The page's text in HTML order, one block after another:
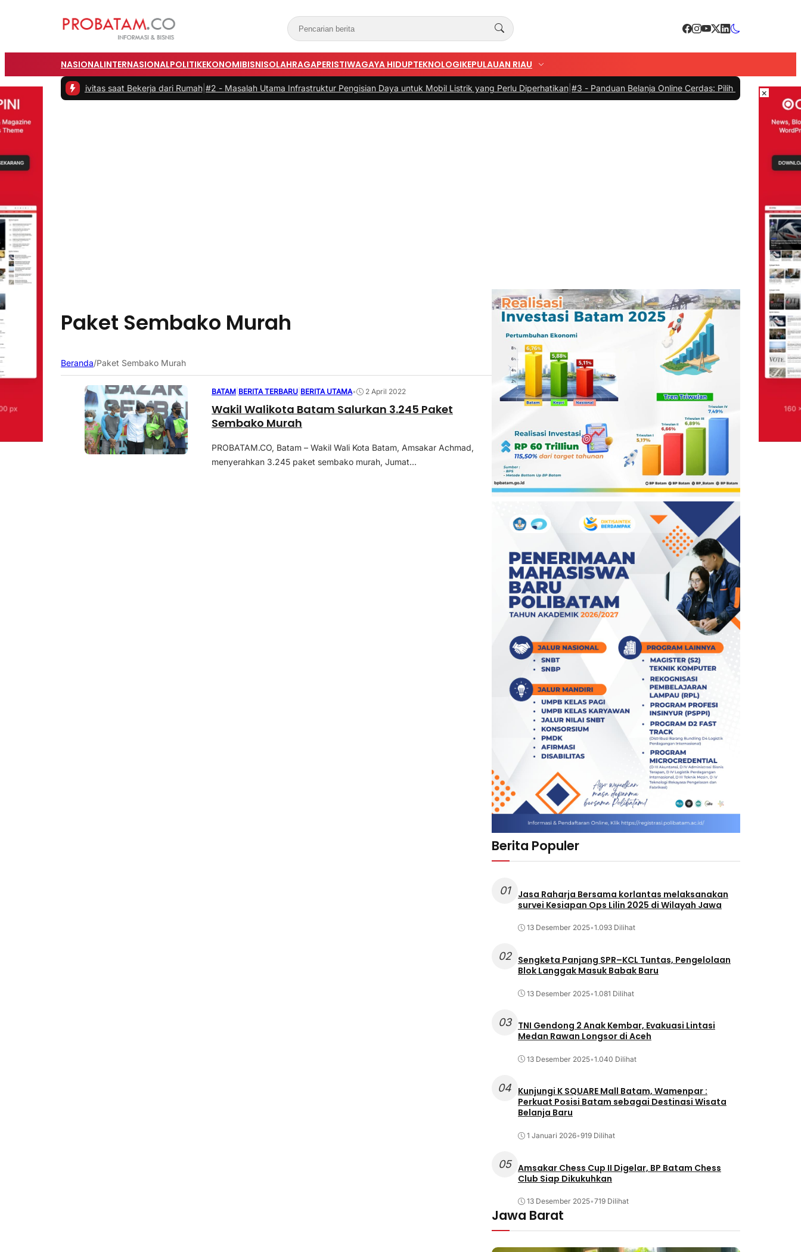
NASIONALINTERNASIONALPOLITIKEKONOMIBISNISOLAHRAGAPERISTIWAGAYA HIDUPTEKNOLOGIKEPULAUAN RIAU
Produktivitas saat Bekerja dari Rumah|#2 -Masalah Utama Infrastruktur Pengisian Daya untuk Mobil Listrik yang Perlu Diperhatikan|#3 -Panduan Belanja Online Cerdas: Pilih Produk dengan Bijak dan
Paket Sembako Murah
Beranda/Paket Sembako Murah
BATAM BERITA TERBARU BERITA UTAMA• 2 April 2022
Wakil Walikota Batam Salurkan 3.245 Paket
Sembako Murah
PROBATAM.CO, Batam – Wakil Wali Kota Batam, Amsakar Achmad,
menyerahkan 3.245 paket sembako murah, Jumat...
Berita Populer
01
Jasa Raharja Bersama korlantas melaksanakan
survei Kesiapan Ops Lilin 2025 di Wilayah Jawa
13 Desember 2025•1.093 Dilihat
02
Sengketa Panjang SPR–KCL Tuntas, Pengelolaan
Blok Langgak Masuk Babak Baru
13 Desember 2025•1.081 Dilihat
03
TNI Gendong 2 Anak Kembar, Evakuasi Lintasi
Medan Rawan Longsor di Aceh
13 Desember 2025•1.040 Dilihat
04 Kunjungi K SQUARE Mall Batam, Wamenpar :
Perkuat Posisi Batam sebagai Destinasi Wisata
Belanja Baru
1 Januari 2026•919 Dilihat
05 Amsakar Chess Cup II Digelar, BP Batam Chess
Club Siap Dikukuhkan
13 Desember 2025•719 Dilihat
Jawa Barat
×